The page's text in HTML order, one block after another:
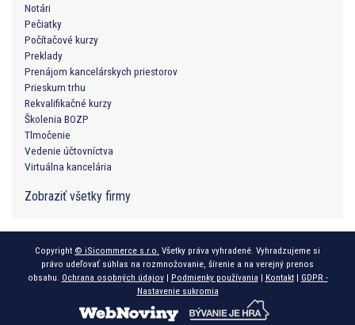
Notári
Pečiatky
Počítačové kurzy
Preklady
Prenájom kancelárskych priestorov
Prieskum trhu
Rekvalifikačné kurzy
Školenia BOZP
Tlmočenie
Vedenie účtovníctva
Virtuálna kancelária
Zobraziť všetky firmy
Copyright © iSicommerce s.r.o. Všetky práva vyhradené. Vyhradzujeme si
právo udeľovať súhlas na rozmnožovanie, šírenie a na verejný prenos
obsahu. Ochrana osobných údajov| Podmienky používania | Kontakt| GDPR -
Nastavenie sukromia